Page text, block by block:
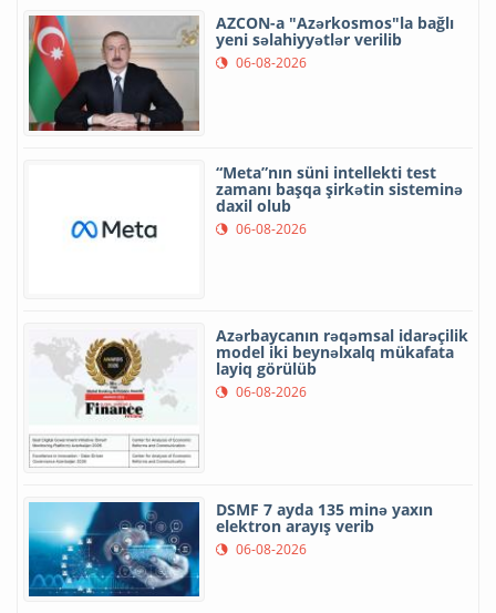
AZCON-a "Azərkosmos"la bağlı
yeni səlahiyyətlər verilib
06-08-2026
“Meta”nın süni intellekti test
zamanı başqa şirkətin sisteminə
daxil olub
06-08-2026
Azərbaycanın rəqəmsal idarəçilik
model iki beynəlxalq mükafata
layiq görülüb
06-08-2026
DSMF 7 ayda 135 minə yaxın
elektron arayış verib
06-08-2026